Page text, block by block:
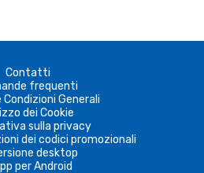
Contatti
frequenti
Condizioni Generali
dei Cookie
sulla privacy
dei codici promozionali
desktop
per Android